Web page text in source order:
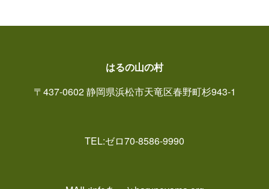
はるの山の村
〒437-0602 静岡県浜松市天竜区春野町杉943-1
TEL:ゼロ70-8586-9990